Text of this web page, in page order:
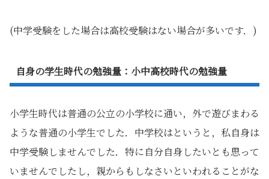
(中学受験をした場合は高校受験はない場合が多いです．)
自身の学生時代の勉強量：小中高校時代の勉強量
小学生時代は普通の公立の小学校に通い，外で遊びまわる
ような普通の小学生でした．中学校はというと，私自身は
中学受験しませんでした．特に自分自身したいとも思って
いませんでしたし，親からもしなさいといわれることがな